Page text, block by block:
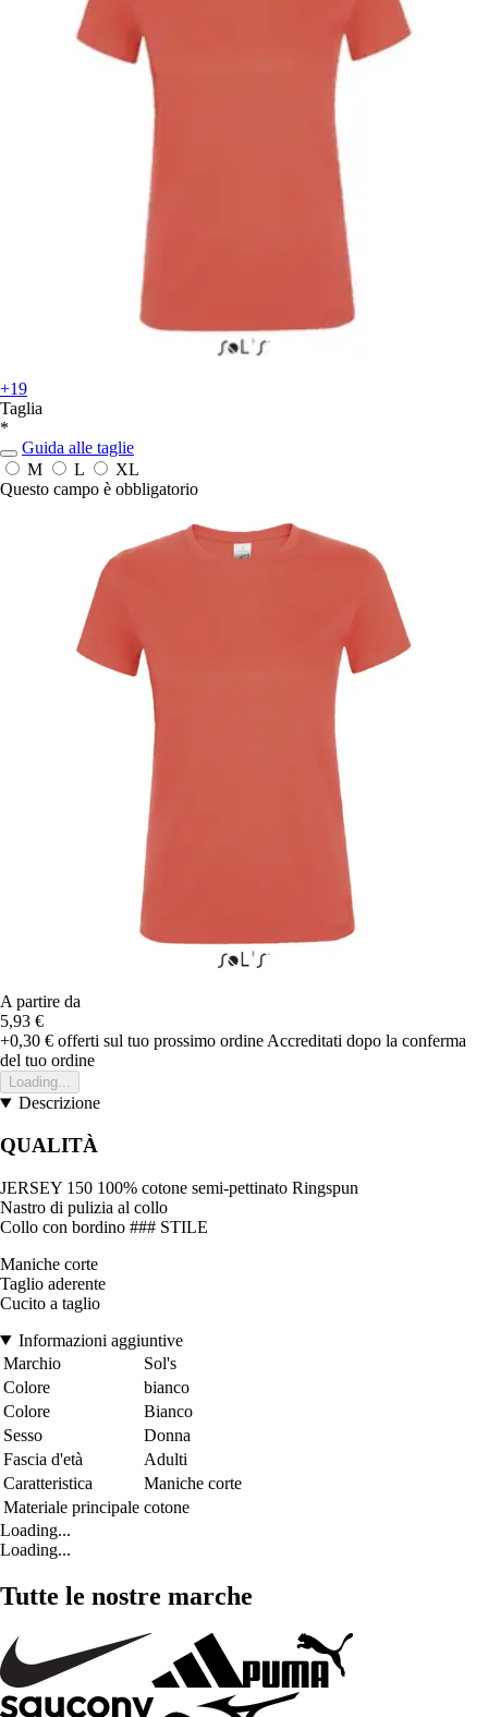
+19
Taglia
*
Guida alle taglie
M
L
XL
Questo campo è obbligatorio
A partire da
5,93 €
+0,30 € offerti sul tuo prossimo ordine Accreditati dopo la conferma
del tuo ordine
Loading...
Descrizione
QUALITÀ
JERSEY 150 100% cotone semi-pettinato Ringspun
Nastro di pulizia al collo
Collo con bordino ### STILE
Maniche corte
Taglio aderente
Cucito a taglio
Informazioni aggiuntive
Marchio
Sol's
Colore
bianco
Colore
Bianco
Sesso
Donna
Fascia d'età
Adulti
Caratteristica
Maniche corte
Materiale principale cotone
Loading...
Loading...
Tutte le nostre marche